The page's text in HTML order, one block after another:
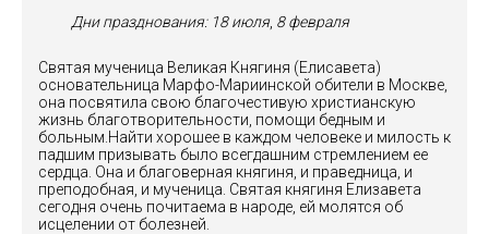
Дни празднования: 18 июля, 8 февраля
Святая мученица Великая Княгиня (Елисавета)
основательница Марфо-Мариинской обители в Москве,
она посвятила свою благочестивую христианскую
жизнь благотворительности, помощи бедным и
больным.Найти хорошее в каждом человеке и милость к
падшим призывать было всегдашним стремлением ее
сердца. Она и благоверная княгиня, и праведница, и
преподобная, и мученица. Святая княгиня Елизавета
сегодня очень почитаема в народе, ей молятся об
исцелении от болезней.